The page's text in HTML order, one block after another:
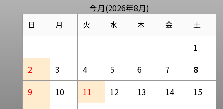
今月(2026年8月)
日 月 火 水 木 金 土
1
2
3 4 5 6 7
8
9
10 11 12 13 14
15